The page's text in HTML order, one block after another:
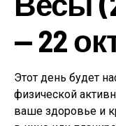
— 22
Этот день будет
физической
ваше здоровье и